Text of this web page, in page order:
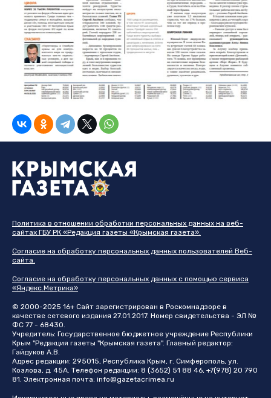
Политика в отношении обработки персональных данных на веб-
сайтах ГБУ РК «Редакция газеты «Крымская газета».
Согласие на обработку персональных данных пользователей Веб-
сайта.
Согласие на обработку персональных данных с помощью сервиса
«Яндекс.Метрика»
© 2000-2025 16+ Сайт зарегистрирован в Роскомнадзоре в
качестве сетевого издания 27.01.2017. Номер свидетельства - ЭЛ №
ФС 77 - 68430.
Учредитель: Государственное бюджетное учреждение Республики
Крым "Редакция газеты "Крымская газета". Главный редактор:
Гайдуков А.В.
Адрес редакции: 295015, Республика Крым, г. Симферополь, ул.
Козлова, д. 45А. Телефон редакции: 8 (3652) 51 88 46, +7(978) 20 790
81. Электронная почта: info@gazetacrimea.ru